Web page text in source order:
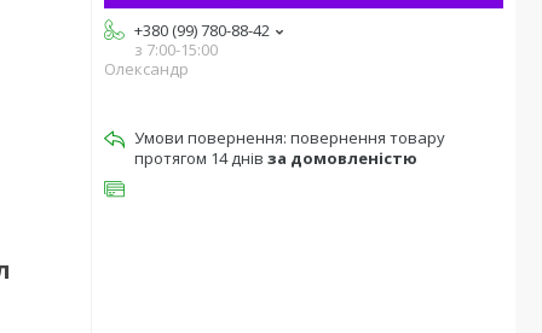
+380 (99) 780-88-42
з 7:00-15:00
Олександр
повернення товару
протягом 14 днів за домовленістю